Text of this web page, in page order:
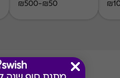
₪50-₪500